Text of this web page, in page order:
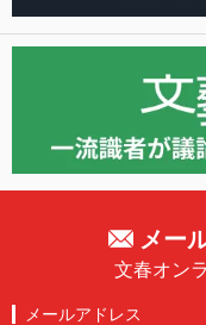
メー
文春オン
メールアドレス